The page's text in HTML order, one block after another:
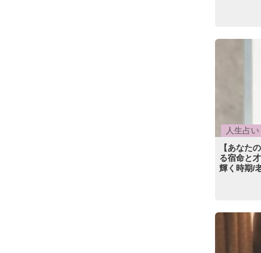
人生占い
【あなた
る宿命と
輝く時期/